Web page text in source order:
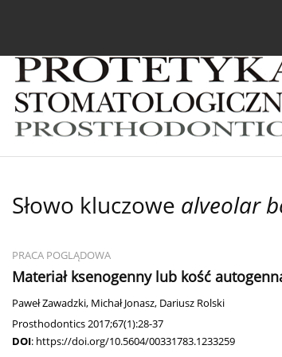
Słowo kluczowe alveolar
PRACA POGLĄDOWA
Materiał ksenogenny lub kość
Paweł Zawadzki, Michał Jonasz, Dariusz Rolski
Prosthodontics 2017;67(1):28-37
DOI: https://doi.org/10.5604/00331783.1233259